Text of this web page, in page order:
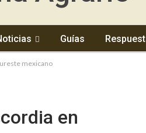
Guías
mexicano
en